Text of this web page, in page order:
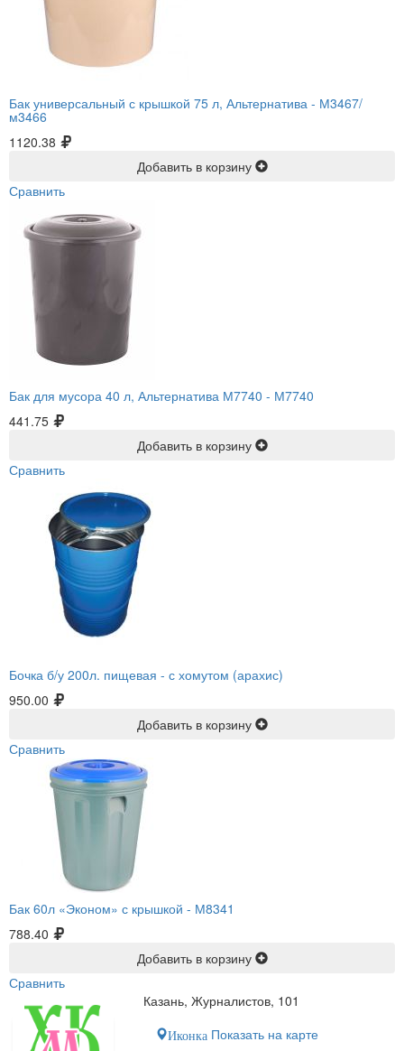
Бак универсальный с крышкой 75 л, Альтернатива - М3467/
м3466
1120.38
Добавить в корзину
Сравнить
Бак для мусора 40 л, Альтернатива М7740 - М7740
441.75
Добавить в корзину
Сравнить
Бочка б/у 200л. пищевая - с хомутом (арахис)
950.00
Добавить в корзину
Сравнить
Бак 60л «Эконом» с крышкой - М8341
788.40
Добавить в корзину
Сравнить
Казань, Журналистов, 101
Иконка Показать на карте